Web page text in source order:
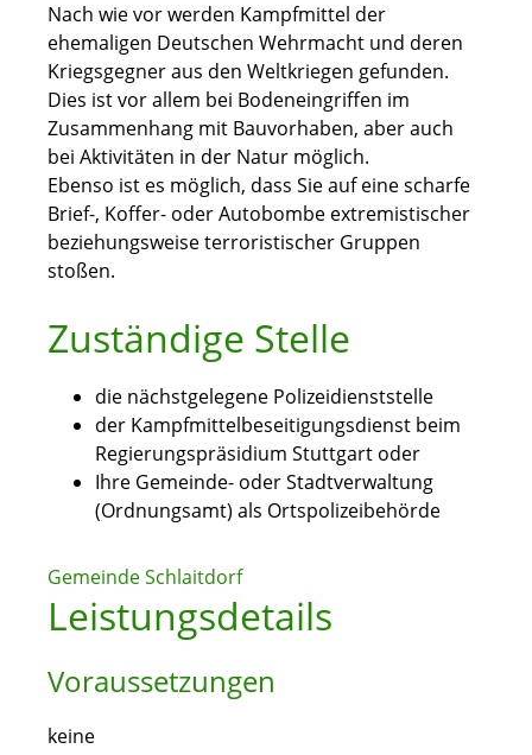
Nach wie vor werden Kampfmittel der
ehemaligen Deutschen Wehrmacht und deren
Kriegsgegner aus den Weltkriegen gefunden.
Dies ist vor allem bei Bodeneingriffen im
Zusammenhang mit Bauvorhaben, aber auch
bei Aktivitäten in der Natur möglich.
Ebenso ist es möglich, dass Sie auf eine scharfe
Brief-, Koffer- oder Autobombe extremistischer
beziehungsweise terroristischer Gruppen
stoßen.
Zuständige Stelle
die nächstgelegene Polizeidienststelle
der Kampfmittelbeseitigungsdienst beim
Regierungspräsidium Stuttgart oder
Ihre Gemeinde- oder Stadtverwaltung
(Ordnungsamt) als Ortspolizeibehörde
Gemeinde Schlaitdorf
Leistungsdetails
Voraussetzungen
keine